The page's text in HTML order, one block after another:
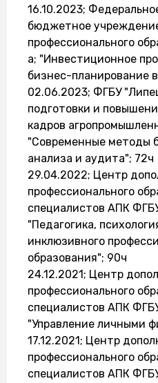
16.10.2023;
бюджетное
профессионального
а; "Инвестиционное
бизнес-планирование
02.06.2023; ФГБУ
подготовки и
кадров
"Современные методы
анализа и аудита"; 72ч
29.04.2022; Центр
профессионального
специалистов АПК
"Педагогика,
инклюзивного
образования"; 90ч
24.12.2021; Центр
профессионального
специалистов АПК
"Управление личными
17.12.2021; Центр
профессионального
специалистов АПК